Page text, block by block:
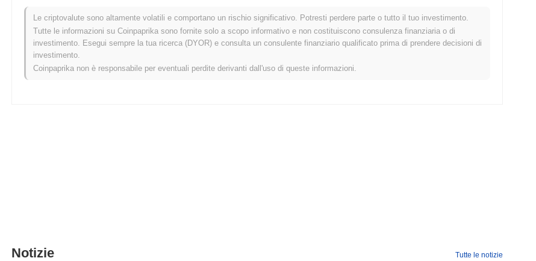
Come si sta comportando WojakCoin rispetto al mercato crypto più ampio?
Negli ultimi 7 giorni, WojakCoin ha guadagnato0.00%, superando il mercato crypto complessivo che ha registrato un calo del0.12%
Ciò indica una forte performance nell'azione del prezzo di WOJAK rispetto allo slancio del mercato più ampio.
Le criptovalute sono altamente volatili e comportano un rischio significativo. Potresti perdere parte o tutto il tuo investimento.
Tutte le informazioni su Coinpaprika sono fornite solo a scopo informativo e non costituiscono consulenza finanziaria o di
investimento. Esegui sempre la tua ricerca (DYOR) e consulta un consulente finanziario qualificato prima di prendere decisioni di
investimento.
Coinpaprika non è responsabile per eventuali perdite derivanti dall'uso di queste informazioni.
Notizie Tutte le notizie